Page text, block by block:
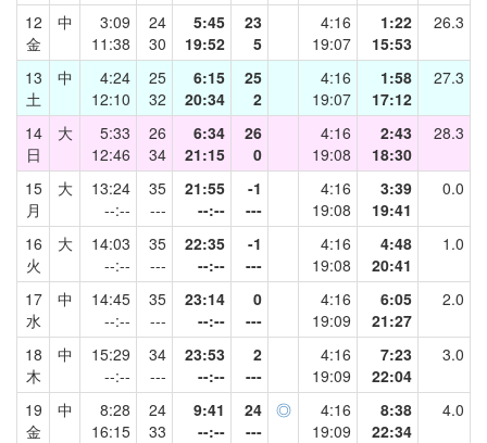
12
金
中
3:09
11:38
24
30
5:45
19:52
23
5
4:16
19:07
1:22
15:53
26.3
13
土
中
4:24
12:10
25
32
6:15
20:34
25
2
4:16
19:07
1:58
17:12
27.3
14
日
大
5:33
12:46
26
34
6:34
21:15
26
0
4:16
19:08
2:43
18:30
28.3
15
月
大
13:24
--:--
35
---
21:55
--:--
-1
---
4:16
19:08
3:39
19:41
0.0
16
火
大
14:03
--:--
35
---
22:35
--:--
-1
---
4:16
19:08
4:48
20:41
1.0
17
水
中
14:45
--:--
35
---
23:14
--:--
0
---
4:16
19:09
6:05
21:27
2.0
18
木
中
15:29
--:--
34
---
23:53
--:--
2
---
4:16
19:09
7:23
22:04
3.0
19
金
中
8:28
16:15
24
33
9:41
--:--
24
---
◎
4:16
19:09
8:38
22:34
4.0